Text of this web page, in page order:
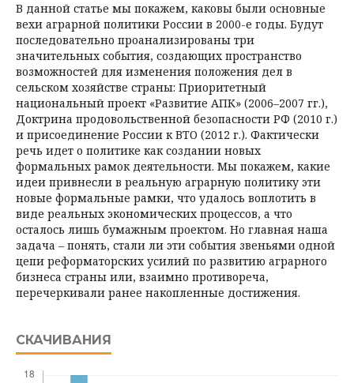
В данной статье мы покажем, каковы были основные
вехи аграрной политики России в 2000-е годы. Будут
последовательно проанализированы три
значительных события, создающих пространство
возможностей для изменения положения дел в
сельском хозяйстве страны: Приоритетный
национальный проект «Развитие АПК» (2006–2007 гг.),
Доктрина продовольственной безопасности РФ (2010 г.)
и присоединение России к ВТО (2012 г.). Фактически
речь идет о политике как создании новых
формальных рамок деятельности. Мы покажем, какие
идеи привнесли в реальную аграрную политику эти
новые формальные рамки, что удалось воплотить в
виде реальных экономических процессов, а что
осталось лишь бумажным проектом. Но главная наша
задача – понять, стали ли эти события звеньями одной
цепи реформаторских усилий по развитию аграрного
бизнеса страны или, взаимно противореча,
перечеркивали ранее накопленные достижения.
СКАЧИВАНИЯ